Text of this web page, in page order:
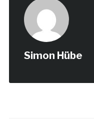
Simon Hübe